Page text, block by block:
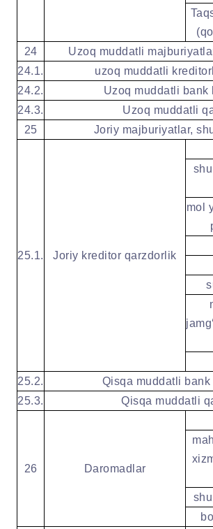
24
Uzoq muddatli
24.1.
uzoq muddatli
24.2.
Uzoq muddatli bank
24.3.
Uzoq muddatli
25
Joriy majburiyatlar,
25.1. Joriy kreditor qarzdorlik
mol
25.2.
Qisqa muddatli
25.3.
Qisqa muddatli
26 Daromadlar